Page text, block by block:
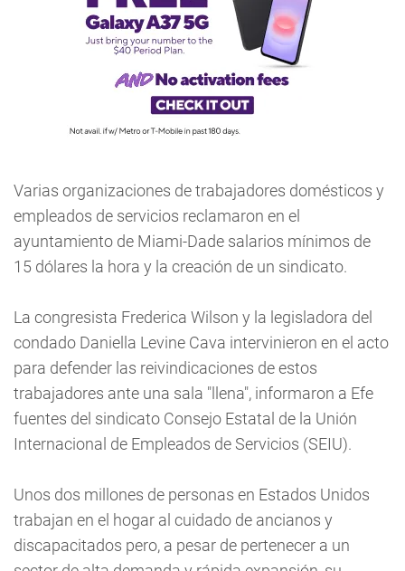
Varias organizaciones de trabajadores domésticos y
empleados de servicios reclamaron en el
ayuntamiento de Miami-Dade salarios mínimos de
15 dólares la hora y la creación de un sindicato.
La congresista Frederica Wilson y la legisladora del
condado Daniella Levine Cava intervinieron en el acto
para defender las reivindicaciones de estos
trabajadores ante una sala "llena", informaron a Efe
fuentes del sindicato Consejo Estatal de la Unión
Internacional de Empleados de Servicios (SEIU).
Unos dos millones de personas en Estados Unidos
trabajan en el hogar al cuidado de ancianos y
discapacitados pero, a pesar de pertenecer a un